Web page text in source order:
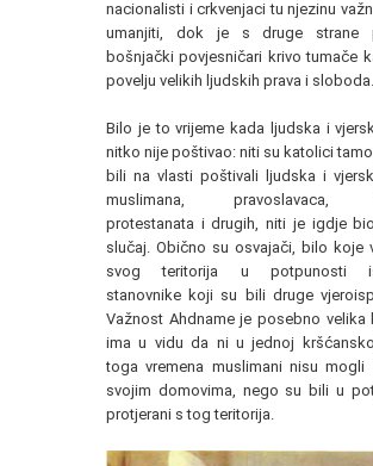
nacionalisti i crkvenjaci tu njezinu
umanjiti, dok je s druge strane
bošnjački povjesničari krivo tumače
povelju velikih ljudskih prava i sloboda.
Bilo je to vrijeme kada ljudska i
nitko nije poštivao: niti su katolici
bili na vlasti poštivali ljudska i
muslimana, pravoslavaca,
protestanata i drugih, niti je igdje
slučaj. Obično su osvajači, bilo koje
svog teritorija u potpunosti
stanovnike koji su bili druge
Važnost Ahdname je posebno velika
ima u vidu da ni u jednoj
toga vremena muslimani nisu mogli
svojim domovima, nego su bili u
protjerani s tog teritorija.